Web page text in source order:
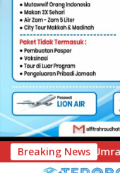
Breaking News
ke Kejaksaan